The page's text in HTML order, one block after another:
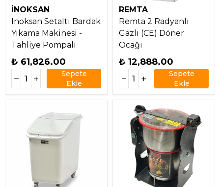
İNOKSAN
Inoksan Setaltı Bardak
Yıkama Makinesi -
Tahliye Pompalı
₺ 61,826.00
Sepete
Ekle
REMTA
Remta 2 Radyanlı
Gazlı (CE) Döner
Ocağı
₺ 12,888.00
Sepete
Ekle